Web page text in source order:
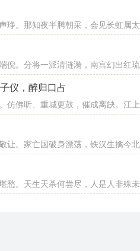
琤。那知夜半腾朝采，会见长虹属太
倪。分将一派清涟漪，南宫幻出红
仪，醉归口占
仿佛听、重城更鼓，催成离缺。江
让。家亡国破身漂荡，铁汉生擒今
愁。天生天杀何尝尽，人是人非殊